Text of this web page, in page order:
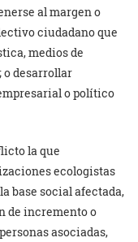
al margen o
ciudadano que
medios de
o desarrollar
o político
la que
ecologistas
base social afectada,
de incremento o
asociadas,